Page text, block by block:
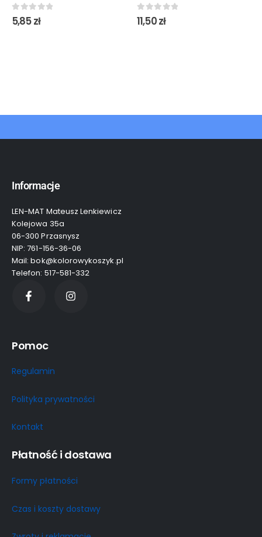
0out of 5
5,85zł 0out of 5
11,50zł
Informacje
LEN-MAT Mateusz Lenkiewicz
Kolejowa 35a
06-300 Przasnysz
NIP: 761-156-36-06
Mail: bok@kolorowykoszyk.pl
Telefon: 517-581-332
Pomoc
Regulamin
Polityka prywatności
Kontakt
Płatność i dostawa
Formy płatności
Czas i koszty dostawy